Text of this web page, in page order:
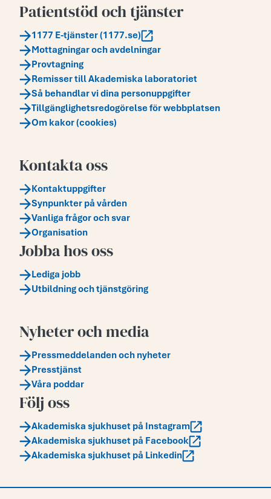
Patientstöd och tjänster
1177 E-tjänster (1177.se)
Mottagningar och avdelningar
Provtagning
Remisser till Akademiska laboratoriet
Så behandlar vi dina personuppgifter
Tillgänglighetsredogörelse för webbplatsen
Om kakor (cookies)
Kontakta oss
Kontaktuppgifter
Synpunkter på vården
Vanliga frågor och svar
Organisation
Jobba hos oss
Lediga jobb
Utbildning och tjänstgöring
Nyheter och media
Pressmeddelanden och nyheter
Presstjänst
Våra poddar
Följ oss
Akademiska sjukhuset på Instagram
Akademiska sjukhuset på Facebook
Akademiska sjukhuset på Linkedin